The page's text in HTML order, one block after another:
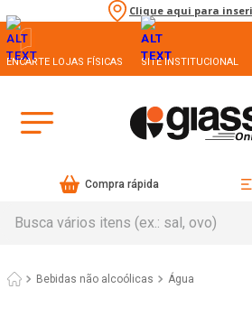
Clique aqui para
ENCARTE LOJAS FÍSICAS SITE INSTITUCIONAL
Compra rápida
Bebidas não alcoólicas Água